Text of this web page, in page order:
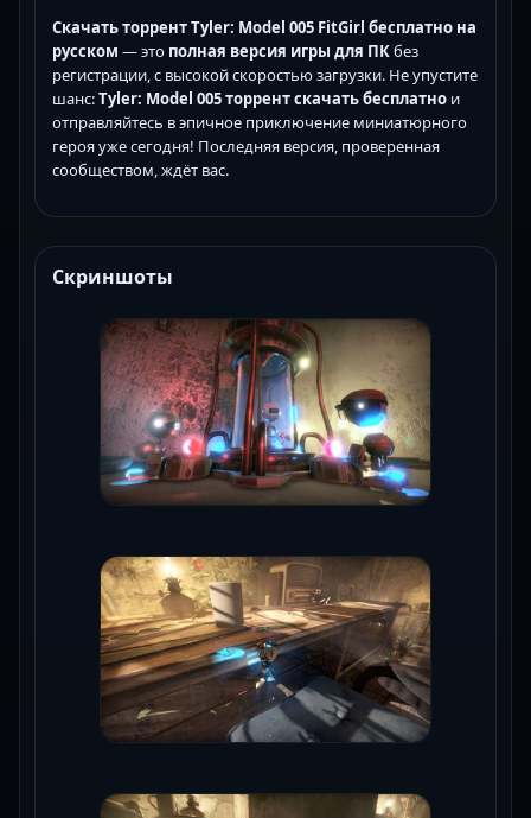
Скачать торрент Tyler: Model 005 FitGirl бесплатно на
русском — это полная версия игры для ПКбез
регистрации, с высокой скоростью загрузки. Не упустите
шанс:Tyler: Model 005 торрент скачать бесплатно и
отправляйтесь в эпичное приключение миниатюрного
героя уже сегодня! Последняя версия, проверенная
сообществом, ждёт вас.
Скриншоты